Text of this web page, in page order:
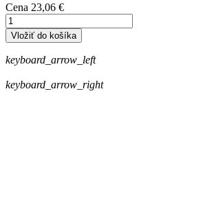
Cena 23,06 €
Vložiť do košíka
keyboard_arrow_left
keyboard_arrow_right